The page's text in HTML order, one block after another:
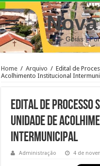
– Goiás |
Home / Arquivo / Edital de
Acolhimento Institucional
Edital de Processo
Unidade de
Intermunicipal
Administração 4 de